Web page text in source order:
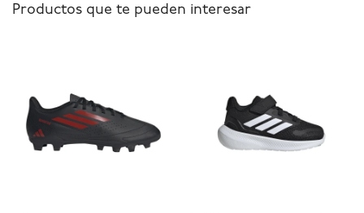
Productos que te pueden interesar